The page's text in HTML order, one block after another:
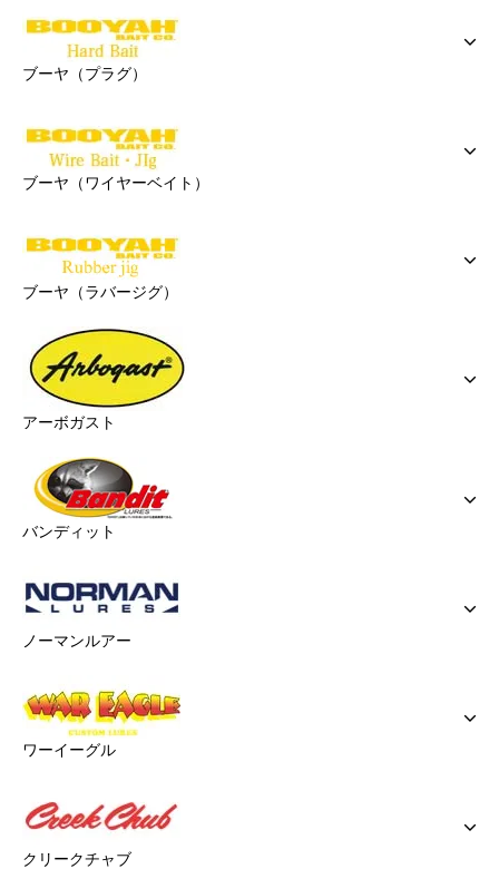
ブーヤ（プラグ）
ブーヤ（ワイヤーベイト）
ブーヤ（ラバージグ）
アーボガスト
バンディット
ノーマンルアー
ワーイーグル
クリークチャブ